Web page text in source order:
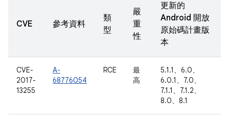
CVE 參考資料
類
型
嚴
重
性
更新的
Android 開放
原始碼計畫版
本
CVE-
2017-
13255
A-
68776054
RCE
最
高
5.1.1、6.0、
6.0.1、7.0、
7.1.1、7.1.2、
8.0、8.1